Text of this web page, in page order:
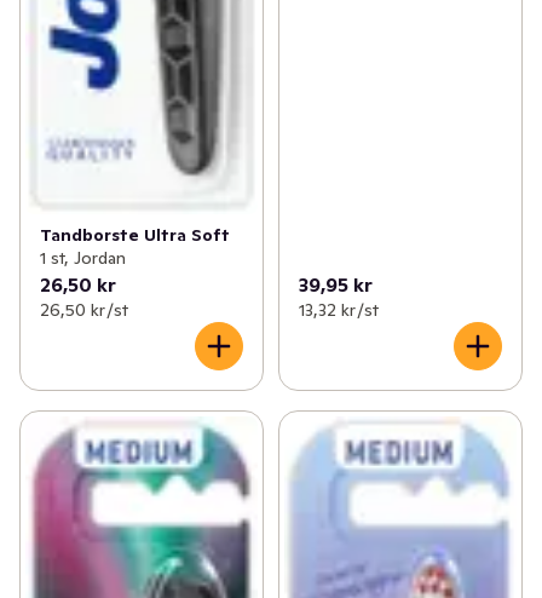
Tandborste Ultra Soft
1 st, Jordan
26,50 kr
26,50 kr /st
39,95 kr
13,32 kr /st